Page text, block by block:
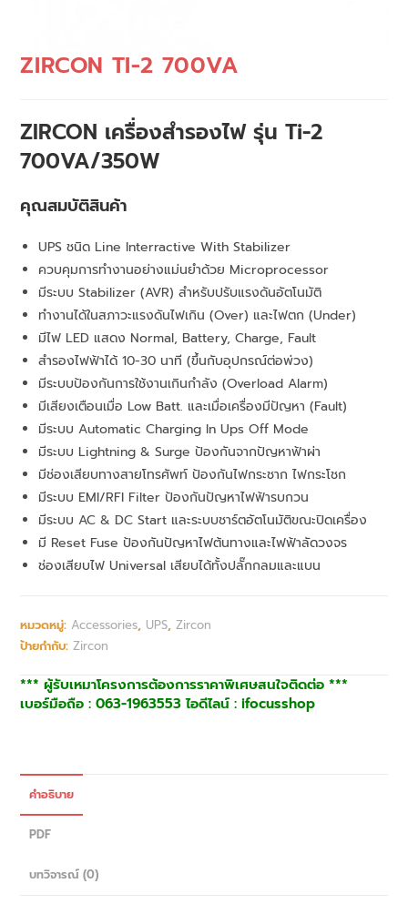
ZIRCON TI-2 700VA
ZIRCON เครื่องสำรองไฟ รุ่น Ti-2
700VA/350W
คุณสมบัติสินค้า
UPS ชนิด Line Interractive With Stabilizer
ควบคุมการทำงานอย่างแม่นยำด้วย Microprocessor
มีระบบ Stabilizer (AVR) สำหรับปรับแรงดันอัตโนมัติ
ทำงานได้ในสภาวะแรงดันไฟเกิน (Over) และไฟตก (Under)
มีไฟ LED แสดง Normal, Battery, Charge, Fault
สำรองไฟฟ้าได้ 10-30 นาที (ขึ้นกับอุปกรณ์ต่อพ่วง)
มีระบบป้องกันการใช้งานเกินกำลัง (Overload Alarm)
มีเสียงเตือนเมื่อ Low Batt. และเมื่อเครื่องมีปัญหา (Fault)
มีระบบ Automatic Charging In Ups Off Mode
มีระบบ Lightning & Surge ป้องกันจากปัญหาฟ้าผ่า
มีช่องเสียบทางสายโทรศัพท์ ป้องกันไฟกระชาก ไฟกระโชก
มีระบบ EMI/RFI Filter ป้องกันปัญหาไฟฟ้ารบกวน
มีระบบ AC & DC Start และระบบชาร์ตอัตโนมัติขณะปิดเครื่อง
มี Reset Fuse ป้องกันปัญหาไฟต้นทางและไฟฟ้าลัดวงจร
ช่องเสียบไฟ Universal เสียบได้ทั้งปลั๊กกลมและแบน
หมวดหมู่: Accessories, UPS,Zircon
ป้ายกำกับ:Zircon
*** ผู้รับเหมาโครงการต้องการราคาพิเศษสนใจติดต่อ ***
เบอร์มือถือ : 063-1963553 ไอดีไลน์ : ifocusshop
คำอธิบาย
PDF
บทวิจารณ์ (0)